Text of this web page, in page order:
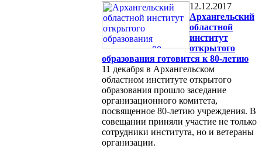
12.12.2017
Архангельский
областной
институт
открытого
образования готовится к 80-летию
11 декабря в Архангельском
областном институте открытого
образования прошло заседание
организационного комитета,
посвященное 80-летию учреждения. В
совещании приняли участие не только
сотрудники института, но и ветераны
организации.